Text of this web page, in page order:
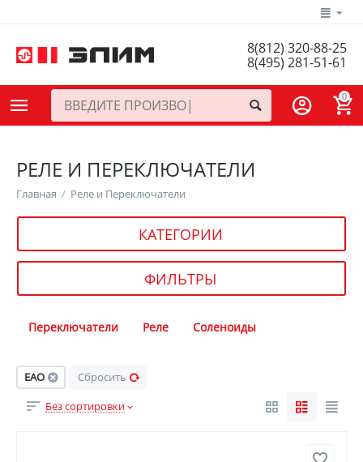
8(812) 320-88-25
8(495) 281-51-61
0
РЕЛЕ И ПЕРЕКЛЮЧАТЕЛИ
Главная / Реле и Переключатели
КАТЕГОРИИ
ФИЛЬТРЫ
Переключатели Реле Соленоиды
EAO
Сбросить
Без сортировки